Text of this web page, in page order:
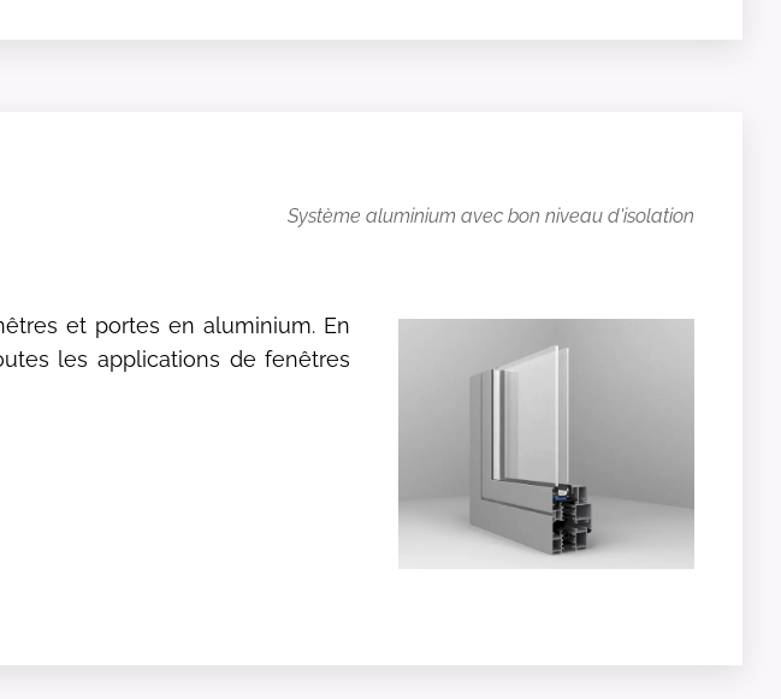
Système aluminium avec bon niveau d'isolation
et portes en aluminium. En
les applications de fenêtres